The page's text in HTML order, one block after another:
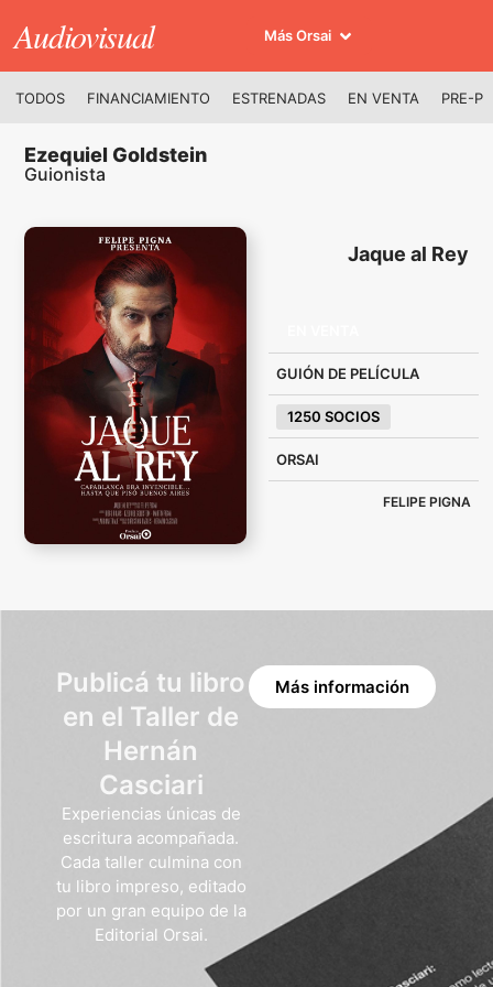
Audiovisual Más Orsai
TODOS FINANCIAMIENTO ESTRENADAS EN VENTA PRE-
Ezequiel Goldstein
Guionista
Jaque al Rey
GUIÓN DE PELÍCULA
1250 SOCIOS
ORSAI
FELIPE PIGNA
Publicá tu libro
en el Taller de
Hernán
Casciari
Experiencias únicas de
escritura acompañada.
Cada taller culmina con
tu libro impreso, editado
por un gran equipo de la
Editorial Orsai.
Más información